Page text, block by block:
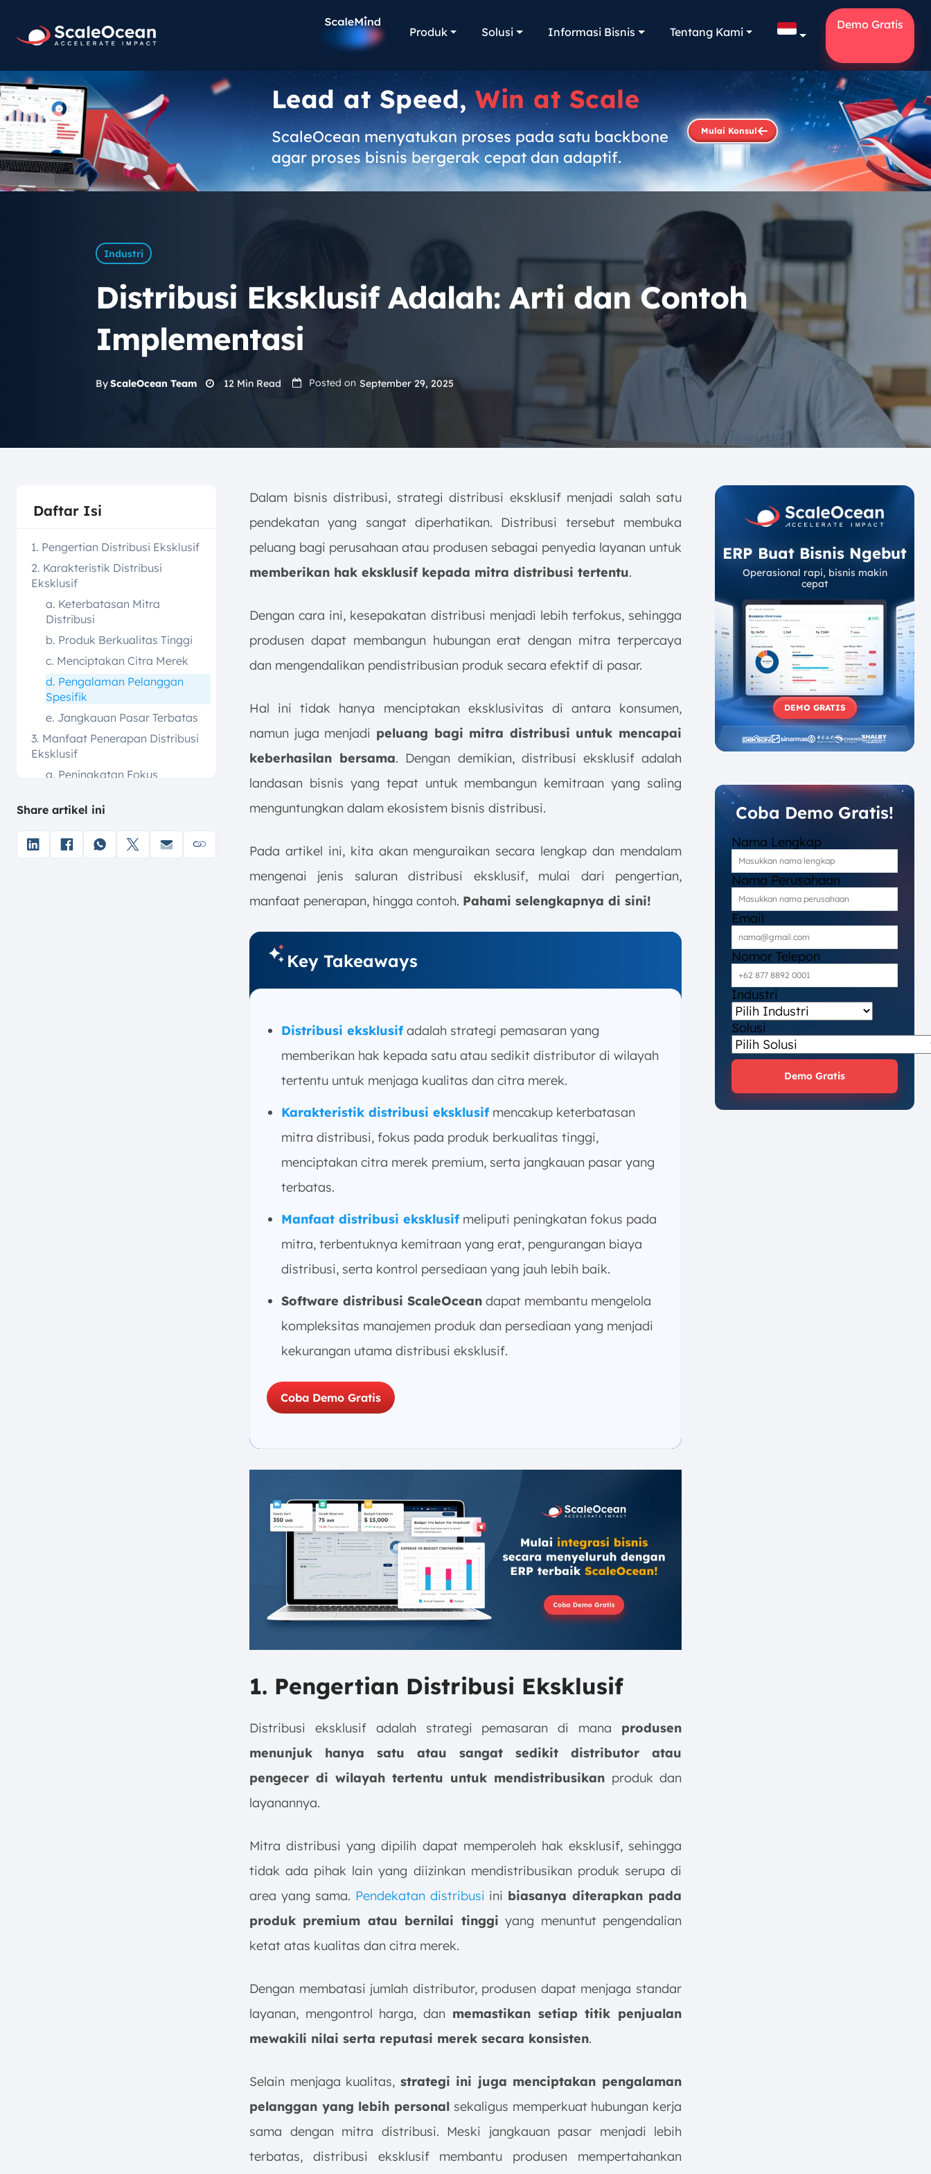
Produk Solusi Informasi Bisnis Tentang Kami
Demo Gratis
Lead at Speed,Win at Scale
ScaleOcean menyatukan proses pada satu backbone
agar proses bisnis bergerak cepat dan adaptif.
Mulai Konsul
Industri
Distribusi Eksklusif Adalah: Arti dan Contoh
Implementasi
ByScaleOcean Team 12 Min Read Posted on September 29, 2025
Daftar Isi
1. Pengertian Distribusi Eksklusif
2. Karakteristik Distribusi
Eksklusif
a. Keterbatasan Mitra
Distribusi
b. Produk Berkualitas Tinggi
c. Menciptakan Citra Merek
d. Pengalaman Pelanggan
Spesifik
e. Jangkauan Pasar Terbatas
3. Manfaat Penerapan Distribusi
Eksklusif
a. Peningkatan Fokus
c. Pengurangan Biaya
Distribusi
d. Kontrol Persediaan yang
Share artikel ini
Dalam bisnis distribusi, strategi distribusi eksklusif menjadi salah satu
pendekatan yang sangat diperhatikan. Distribusi tersebut membuka
peluang bagi perusahaan atau produsen sebagai penyedia layanan untuk
memberikan hak eksklusif kepada mitra distribusi tertentu.
Dengan cara ini, kesepakatan distribusi menjadi lebih terfokus, sehingga
produsen dapat membangun hubungan erat dengan mitra terpercaya
dan mengendalikan pendistribusian produk secara efektif di pasar.
Hal ini tidak hanya menciptakan eksklusivitas di antara konsumen,
namun juga menjadi peluang bagi mitra distribusi untuk mencapai
keberhasilan bersama. Dengan demikian, distribusi eksklusif adalah
landasan bisnis yang tepat untuk membangun kemitraan yang saling
menguntungkan dalam ekosistem bisnis distribusi.
Pada artikel ini, kita akan menguraikan secara lengkap dan mendalam
mengenai jenis saluran distribusi eksklusif, mulai dari pengertian,
manfaat penerapan, hingga contoh. Pahami selengkapnya di sini!
Key Takeaways
Distribusi eksklusifadalah strategi pemasaran yang
memberikan hak kepada satu atau sedikit distributor di wilayah
tertentu untuk menjaga kualitas dan citra merek.
Karakteristik distribusi eksklusifmencakup keterbatasan
mitra distribusi, fokus pada produk berkualitas tinggi,
menciptakan citra merek premium, serta jangkauan pasar yang
terbatas.
Manfaat distribusi eksklusifmeliputi peningkatan fokus pada
mitra, terbentuknya kemitraan yang erat, pengurangan biaya
distribusi, serta kontrol persediaan yang jauh lebih baik.
Software distribusi ScaleOcean dapat membantu mengelola
kompleksitas manajemen produk dan persediaan yang menjadi
kekurangan utama distribusi eksklusif.
Coba Demo Gratis
1. Pengertian Distribusi Eksklusif
Distribusi eksklusif adalah strategi pemasaran di mana produsen
menunjuk hanya satu atau sangat sedikit distributor atau
pengecer di wilayah tertentu untuk mendistribusikan produk dan
layanannya.
Mitra distribusi yang dipilih dapat memperoleh hak eksklusif, sehingga
tidak ada pihak lain yang diizinkan mendistribusikan produk serupa di
area yang sama. Pendekatan distribusi ini biasanya diterapkan pada
produk premium atau bernilai tinggi yang menuntut pengendalian
ketat atas kualitas dan citra merek.
Dengan membatasi jumlah distributor, produsen dapat menjaga standar
layanan, mengontrol harga, dan memastikan setiap titik penjualan
mewakili nilai serta reputasi merek secara konsisten.
Selain menjaga kualitas, strategi ini juga menciptakan pengalaman
pelanggan yang lebih personal sekaligus memperkuat hubungan kerja
sama dengan mitra distribusi. Meski jangkauan pasar menjadi lebih
terbatas, distribusi eksklusif membantu produsen mempertahankan
ERP Buat Bisnis Ngebut
Operasional rapi, bisnis makin
cepat
DEMO GRATIS
Coba Demo Gratis!
Nama Lengkap
Nama Perusahaan
Email
Nomor Telepon
Industri
Solusi
Demo Gratis